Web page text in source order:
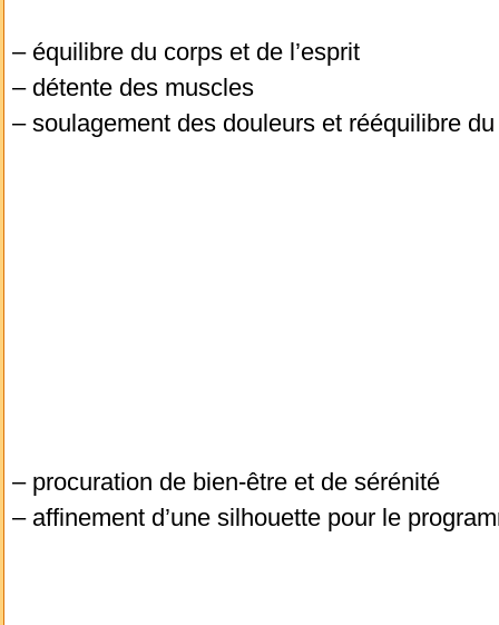
– équilibre du corps et de l’esprit
– détente des muscles
– soulagement des douleurs et rééquilibre
– procuration de bien-être et de sérénité
– affinement d’une silhouette pour le